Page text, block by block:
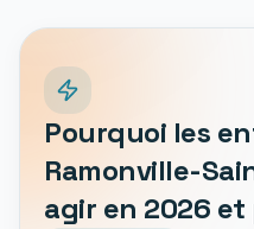
Pourquoi les
Ramonville-
agir en 2026 et